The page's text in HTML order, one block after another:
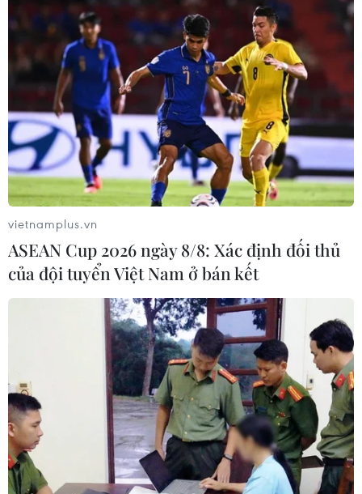
vietnamplus.vn
ASEAN Cup 2026 ngày 8/8: Xác định đối thủ
của đội tuyển Việt Nam ở bán kết